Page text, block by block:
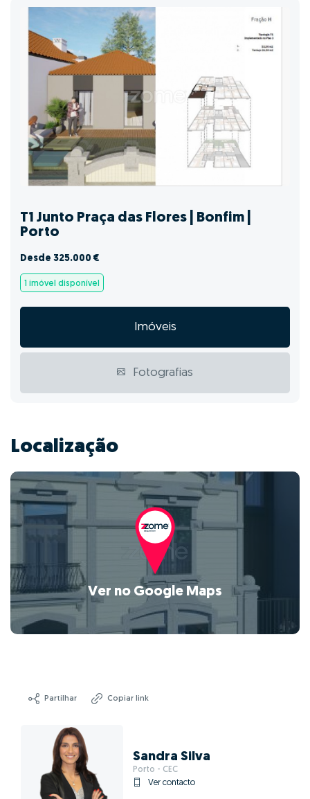
T1 Junto Praça das Flores | Bonfim |
Porto
Desde 325.000 €
1 imóvel disponível
Imóveis
Fotografias
Localização
Ver no Google Maps
Partilhar Copiar link
Sandra Silva
Porto - CEC
Ver contacto